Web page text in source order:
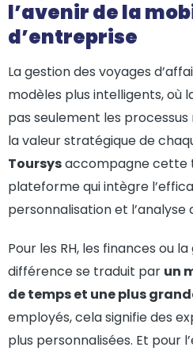
l’avenir de la
d’entreprise
La gestion des voyages
modèles plus intelligents, où
pas seulement les
la valeur stratégique de
Toursysaccompagne cette
plateforme qui intègre
personnalisation et
Pour les RH, les finances ou
différence se traduit par un
de temps et une plus
employés, cela signifie des
plus personnalisées. Et pour